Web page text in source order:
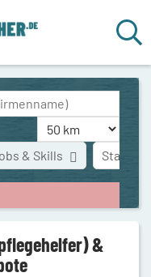
Stadt
& Skills
&